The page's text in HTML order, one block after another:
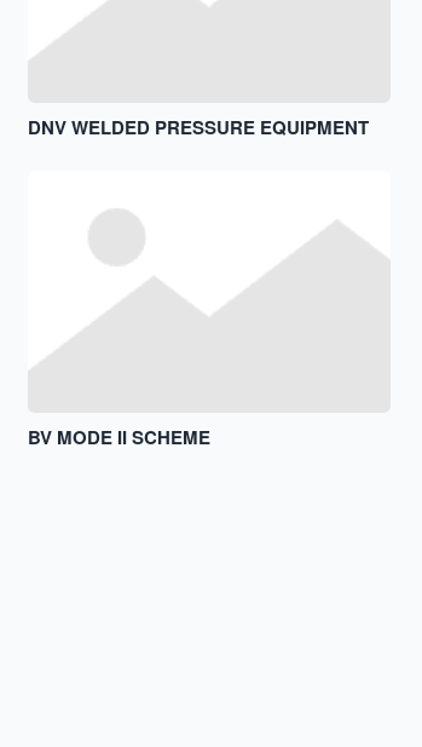
DNV WELDED PRESSURE EQUIPMENT
BV MODE II SCHEME